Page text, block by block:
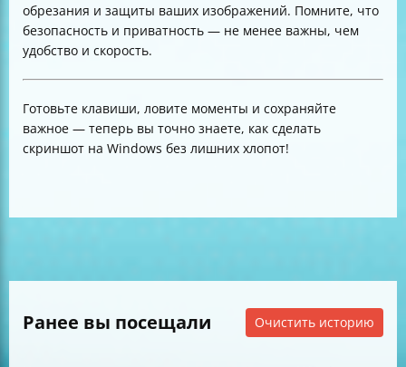
обрезания и защиты ваших изображений. Помните, что
безопасность и приватность — не менее важны, чем
удобство и скорость.
Готовьте клавиши, ловите моменты и сохраняйте
важное — теперь вы точно знаете, как сделать
скриншот на Windows без лишних хлопот!
Ранее вы посещали Очистить историю